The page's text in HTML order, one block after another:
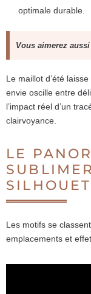
optimale durable.
Vous aimerez
Le maillot d’été
envie oscille entre
l’impact réel d’un
clairvoyance.
LE
Les motifs se
emplacements et